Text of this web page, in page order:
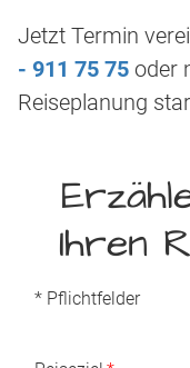
Jetzt Termin
- 911 75 75 oder
Reiseplanung
Ihren
* Pflichtfelder